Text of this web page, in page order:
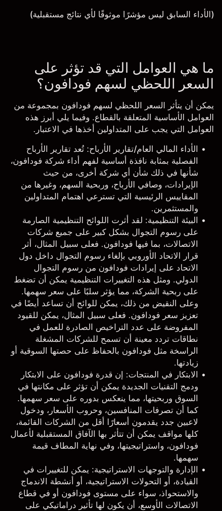
(الأداء السابق ليس مؤشرًا موثوقًا لأي نتائج مستقبلية)
ما هي العوامل التي قد تؤثر على
السعر اللحظي لسهم فودافون؟
يمكن أن يتأثر السعر اللحظي لسهم فودافون بمجموعة من
العوامل الأساسية المتعلقة بالقطاع. وفيما يلي أبرز هذه
العوامل التي يجب على المتداولين أخذها في الاعتبار.
الأداء المالي العام/تقارير الأرباح: تُعد تقارير الأرباح
الفصلية بمثابة نافذة أساسية لفهم أداء شركة فودافون،
شأنها في ذلك شأن أي شركة أخرى، من حيث
الإيرادات، وصافي الأرباح، وربحية السهم، وغيرها من
المقاييس الرئيسية التي تسترعي اهتمام المتداولين
والمستثمرين.
البيئة التنظيمية: لقد أثرت اللوائح التنظيمية الصارمة
على رسوم التجوال بشكل كبير على جميع شركات
الاتصالات، بما فيها فودافون. فعلى سبيل المثال، أثر
قرار الاتحاد الأوروبي بإلغاء رسوم التجوال داخل دول
الاتحاد على إيرادات فودافون من رسوم التجوال
الدولي. ومثل هذه التغييرات التنظيمية يمكن أن تضغط
على ربحية الشركة، مما يؤثر سلبًا على سعر سهمها.
وعلى النقيض من ذلك، يمكن للوائح أن تساعد أيضًا في
تعزيز سعر فودافون. فعلى سبيل المثال، يمكن للقيود
المفروضة على عدد التراخيص الصادرة للعمل في
نطاقات تردد معينة أن تسمح للشركات المشغلة
الراسخة مثل فودافون بالحفاظ على حصتها السوقية أو
زيادتها.
الابتكار في المنتجات: إن قدرة فودافون على الابتكار
ودمج التقنيات الجديدة يمكن أن تؤثر على مكانتها في
السوق وربحيتها، مما ينعكس بدوره على سعر سهمها.
كما أن تصرفات المنافسين، وحروب الأسعار، ودخول
لاعبين جدد يقدمون أسعارًا أقل من الشركات القائمة،
كلها مواقف يمكن أن تتأثر بها الآفاق المستقبلية لأعمال
فودافون، واستراتيجيتها، وفي نهاية المطاف قيمة
سهمها.
الإدارة والتوجهات الاستراتيجية: يمكن للتغييرات في
القيادة، أو التحولات الاستراتيجية، أو أنشطة الاندماج
والاستحواذ، سواء على مستوى فودافون أو في قطاع
الاتصالات الأوسع، أن يكون لها تأثير دراماتيكي على